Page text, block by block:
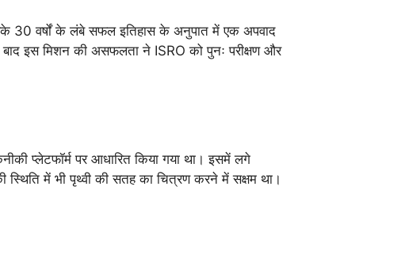
30 वर्षों के लंबे सफल इतिहास के अनुपात में एक अपवाद
इस मिशन की असफलता ने ISRO को पुनः परीक्षण और
प्लेटफॉर्म पर आधारित किया गया था। इसमें लगे
में भी पृथ्वी की सतह का चित्रण करने में सक्षम था।